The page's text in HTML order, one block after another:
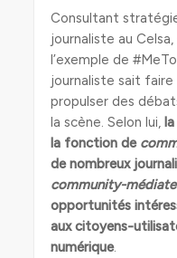
Consultant
journaliste au
l’exemple de
journaliste sait faire
propulser des
la scène. Selon lui,
la fonction de
de nombreux
community-
opportunités
aux citoyens-
numérique.